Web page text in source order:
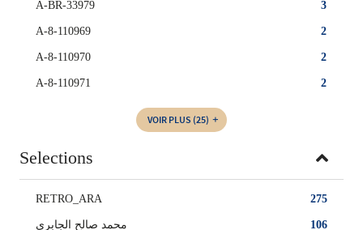
3
A-BR-33979
2
A-8-110969
2
A-8-110970
2
A-8-110971
VOIR PLUS (25)
Selections
275
RETRO_ARA
106 محمد صالح الجابري